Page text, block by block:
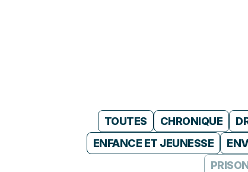
TOUTES CHRONIQUE
ENFANCE ET JEUNESSE